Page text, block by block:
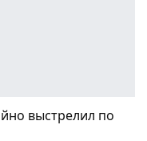
выстрелил по